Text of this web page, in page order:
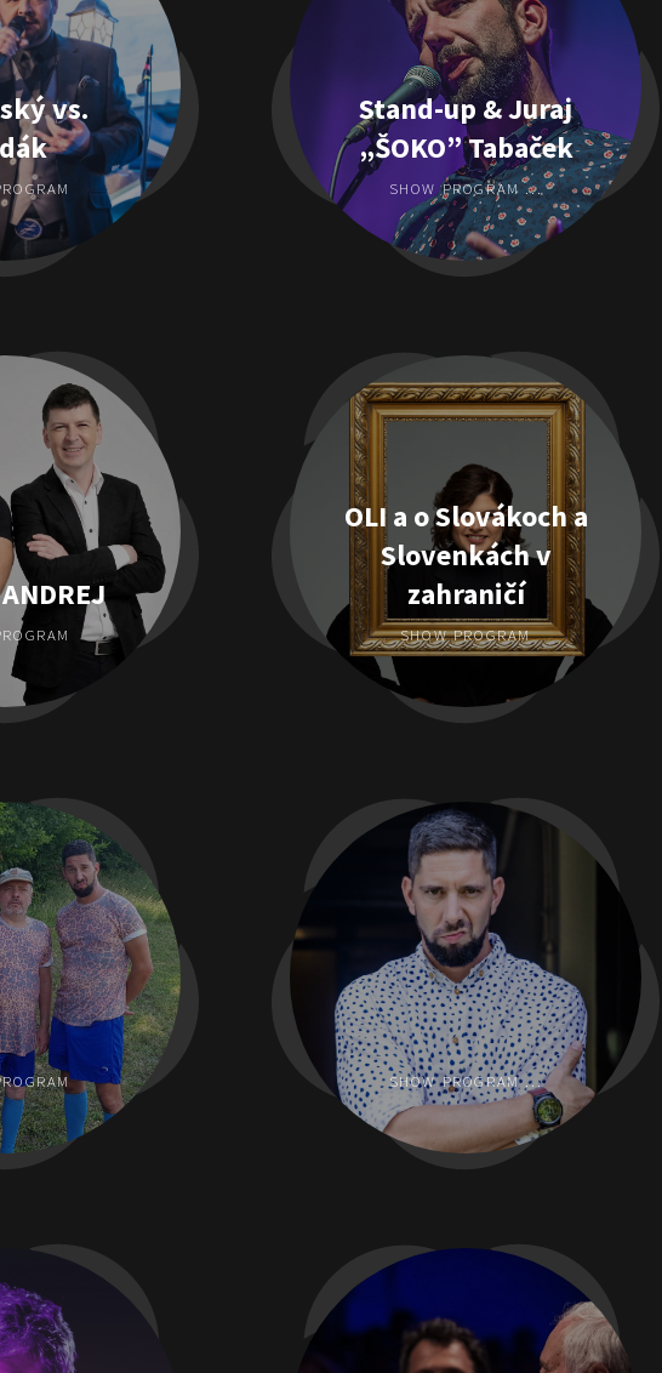
vs.
Stand-up & Juraj
„ŠOKO” Tabaček
SHOW PROGRAM ...
OLI a o Slovákoch a
Slovenkách v
zahraničí
SHOW PROGRAM
SHOW PROGRAM ...